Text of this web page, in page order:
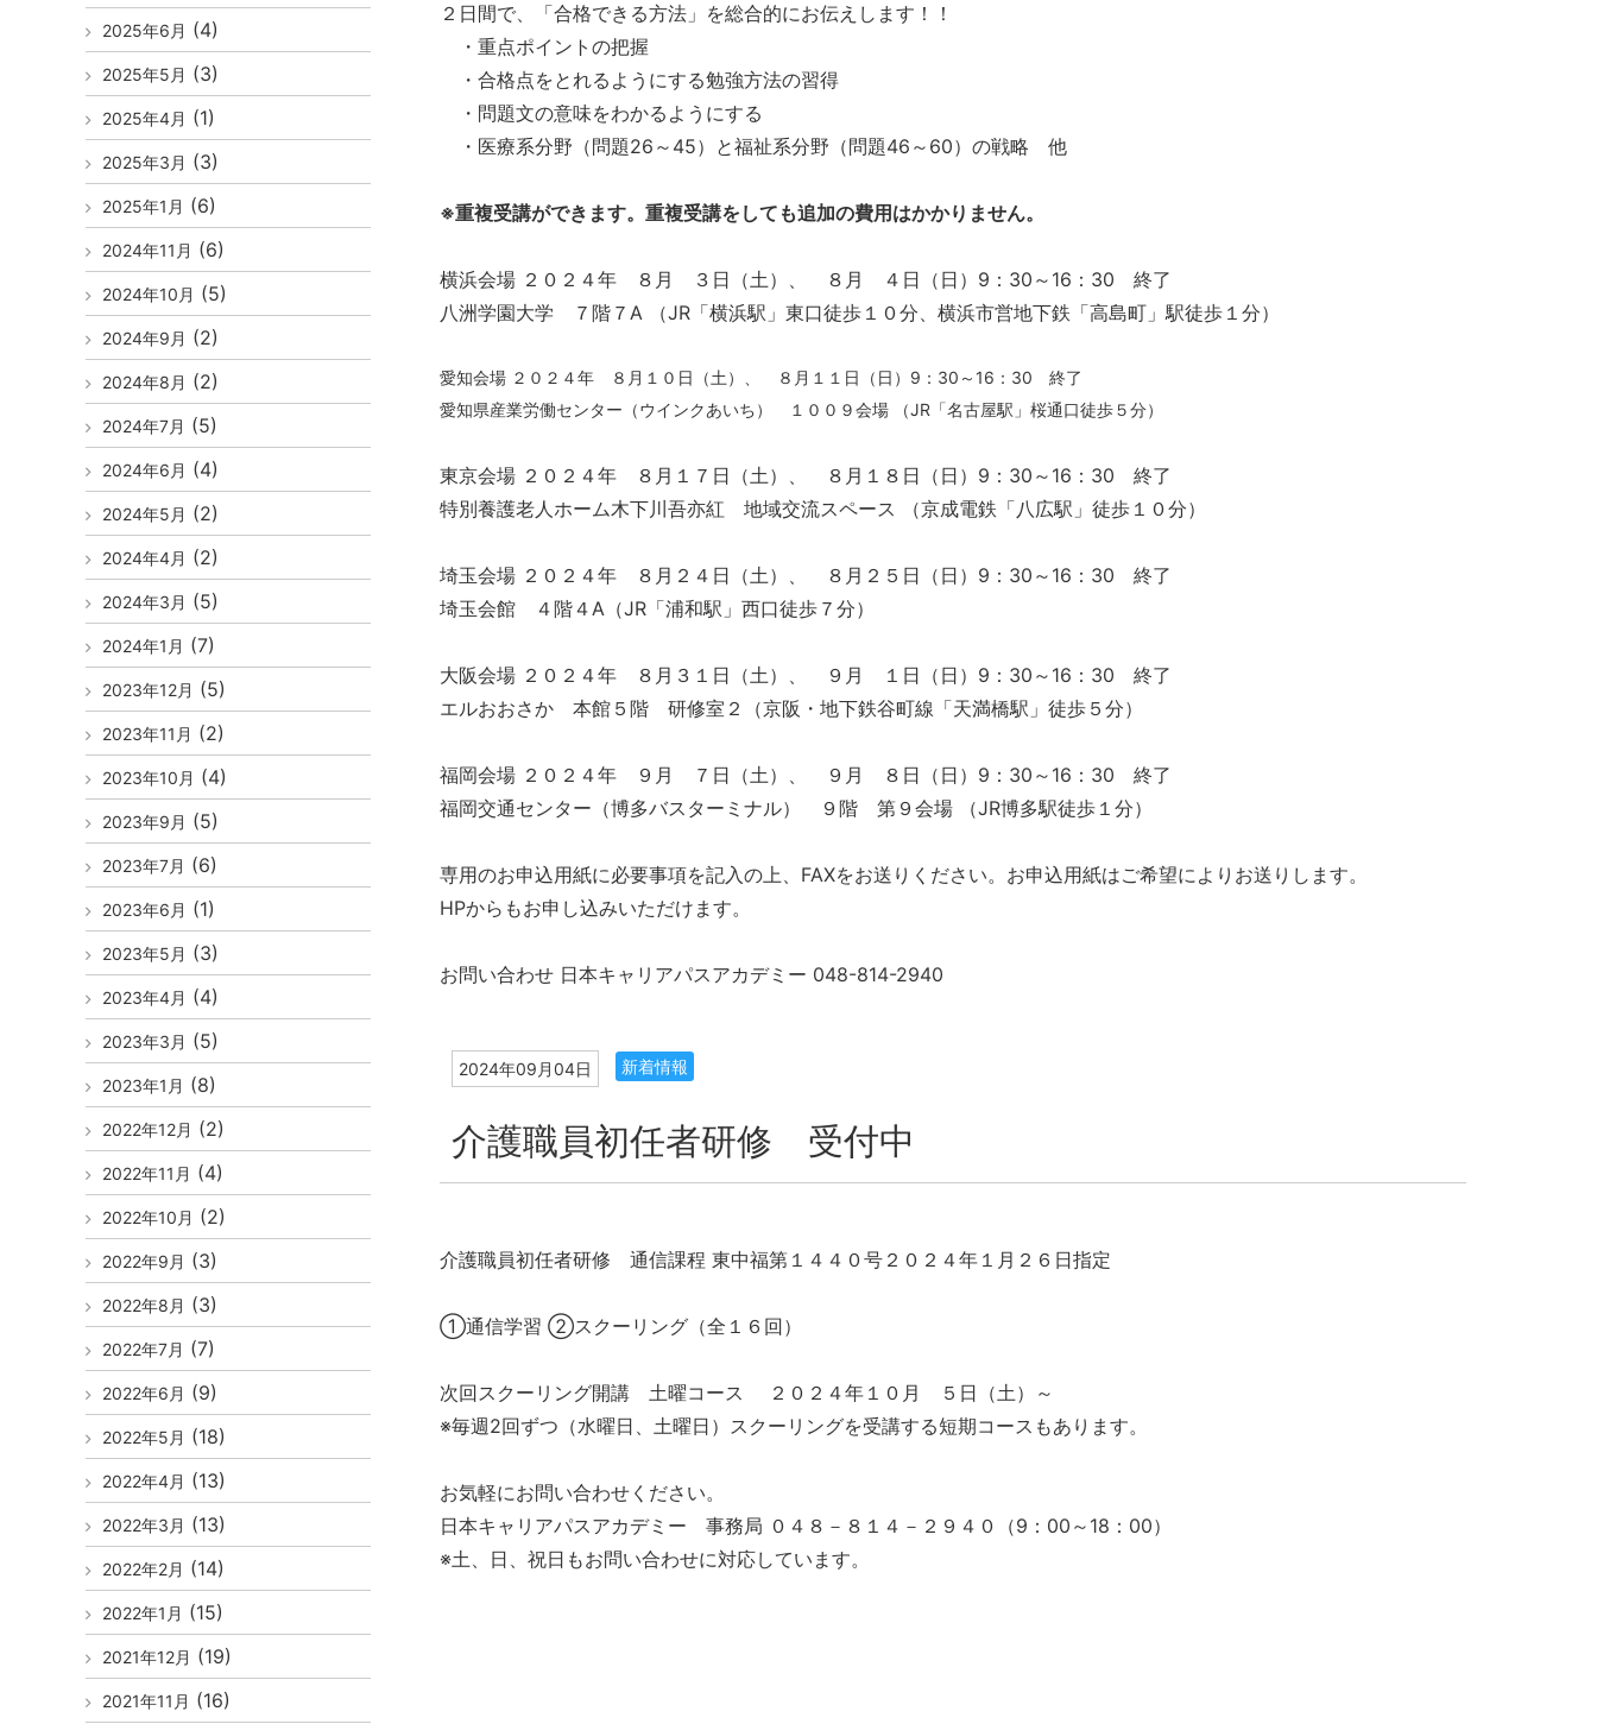
２日間で、「合格できる方法」を総合的にお伝えします！！
・重点ポイントの把握
・合格点をとれるようにする勉強方法の習得
・問題文の意味をわかるようにする
・医療系分野（問題26～45）と福祉系分野（問題46～60）の戦略 他
※重複受講ができます。重複受講をしても追加の費用はかかりません。
横浜会場 ２０２４年 ８月 ３日（土）、 ８月 ４日（日）9：30～16：30 終了
八洲学園大学 ７階７A （JR「横浜駅」東口徒歩１０分、横浜市営地下鉄「高島町」駅徒歩１分）
愛知会場 ２０２４年 ８月１０日（土）、 ８月１１日（日）9：30～16：30 終了
愛知県産業労働センター（ウインクあいち） １００９会場 （JR「名古屋駅」桜通口徒歩５分）
東京会場 ２０２４年 ８月１７日（土）、 ８月１８日（日）9：30～16：30 終了
特別養護老人ホーム木下川吾亦紅 地域交流スペース （京成電鉄「八広駅」徒歩１０分）
埼玉会場 ２０２４年 ８月２４日（土）、 ８月２５日（日）9：30～16：30 終了
埼玉会館 ４階４A（JR「浦和駅」西口徒歩７分）
大阪会場 ２０２４年 ８月３１日（土）、 ９月 １日（日）9：30～16：30 終了
エルおおさか 本館５階 研修室２（京阪・地下鉄谷町線「天満橋駅」徒歩５分）
福岡会場 ２０２４年 ９月 ７日（土）、 ９月 ８日（日）9：30～16：30 終了
福岡交通センター（博多バスターミナル） ９階 第９会場 （JR博多駅徒歩１分）
専用のお申込用紙に必要事項を記入の上、FAXをお送りください。お申込用紙はご希望によりお送りします。
HPからもお申し込みいただけます。
お問い合わせ 日本キャリアパスアカデミー 048-814-2940
2024年09月04日 新着情報
介護職員初任者研修 受付中
介護職員初任者研修 通信課程 東中福第１４４０号２０２４年１月２６日指定
①通信学習 ②スクーリング（全１６回）
次回スクーリング開講 土曜コース ２０２４年１０月 ５日（土）～
※毎週2回ずつ（水曜日、土曜日）スクーリングを受講する短期コースもあります。
お気軽にお問い合わせください。
日本キャリアパスアカデミー 事務局 ０４８－８１４－２９４０（9：00～18：00）
※土、日、祝日もお問い合わせに対応しています。
2025年6月 (4)
2025年5月 (3)
2025年4月 (1)
2025年3月 (3)
2025年1月 (6)
2024年11月 (6)
2024年10月 (5)
2024年9月 (2)
2024年8月 (2)
2024年7月 (5)
2024年6月 (4)
2024年5月 (2)
2024年4月 (2)
2024年3月 (5)
2024年1月 (7)
2023年12月 (5)
2023年11月 (2)
2023年10月 (4)
2023年9月 (5)
2023年7月 (6)
2023年6月 (1)
2023年5月 (3)
2023年4月 (4)
2023年3月 (5)
2023年1月 (8)
2022年12月 (2)
2022年11月 (4)
2022年10月 (2)
2022年9月 (3)
2022年8月 (3)
2022年7月 (7)
2022年6月 (9)
2022年5月 (18)
2022年4月 (13)
2022年3月 (13)
2022年2月 (14)
2022年1月 (15)
2021年12月 (19)
2021年11月 (16)